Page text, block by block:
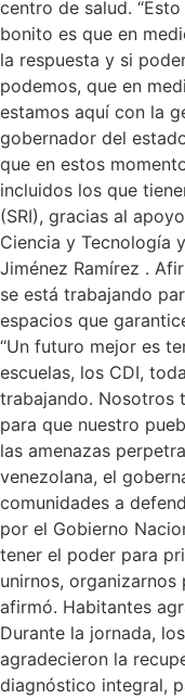
centro de salud.
bonito es que en
la respuesta y si
podemos, que en
estamos aquí con la
gobernador del
que en estos
incluidos los que
(SRI), gracias al
Ciencia y Tecnología
Jiménez Ramírez .
se está trabajando
espacios que
“Un futuro mejor es
escuelas, los CDI,
trabajando. Nosotros
para que nuestro
las amenazas
venezolana, el
comunidades a
por el Gobierno
tener el poder para
unirnos, organizarnos
afirmó. Habitantes
Durante la jornada,
agradecieron la
diagnóstico integral,